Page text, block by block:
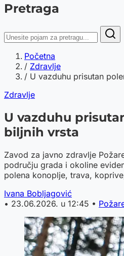
Pretraga
Početna
/ Zdravlje
/ U vazduhu prisutan
Zdravlje
U vazduhu
biljnih vrsta
Zavod za javno zdravlje
području grada i okoline
polena konoplje, trava,
Ivana Bobljagović
• 23.06.2026. u 12:45 •